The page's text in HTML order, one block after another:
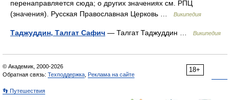
перенаправляется сюда; о других значениях см. РПЦ
(значения). Русская Православная Церковь …
Википедия
Таджуддин, Талгат Сафич — Талгат Таджуддин … Википедия
18+
© Академик, 2000-2026
Обратная связь: Техподдержка Реклама на сайте
👣 Путешествия